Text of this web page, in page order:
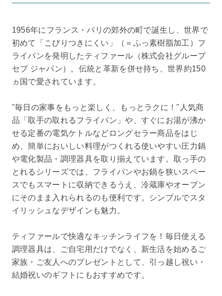
1956年にフランス・パリの郊外の町で誕生し、世界で
初めて「こびりつきにくい」（＝ふっ素樹脂加工）フ
ライパンを発明したティファール（株式会社グループ
セブ ジャパン）。伝統と革新を併せ持ち、世界約150
ヵ国で愛されています。
"毎日の家事をもっと楽しく、もっとラクに！"人気商
品「取手の取れるフライパン」や、すぐにお湯が沸か
せる定番の電気ケトルなどロングセラー商品をはじ
め、簡単においしい料理がつくれる使いやすい圧力鍋
や電化製品・調理器具を取り揃えています。取っ手の
とれるシリーズでは、フライパンやお鍋を狭いスペー
スでもスマートに収納できるうえ、冷蔵庫やオーブン
にそのまま入れられるのも便利です。シンプルでスタ
イリッシュなデザインも魅力。
ティファールで快適なキッチンライフを！毎日使える
調理器具は、ご自宅用だけでなく、新生活を始めるご
家族・ご友人へのプレゼントとして、引っ越し祝い・
結婚祝いのギフトにもおすすめです。